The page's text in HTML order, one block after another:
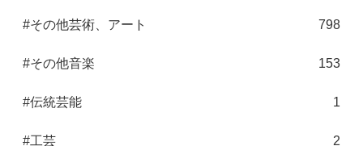
#その他芸術、アート 798
#その他音楽 153
#伝統芸能 1
#工芸 2